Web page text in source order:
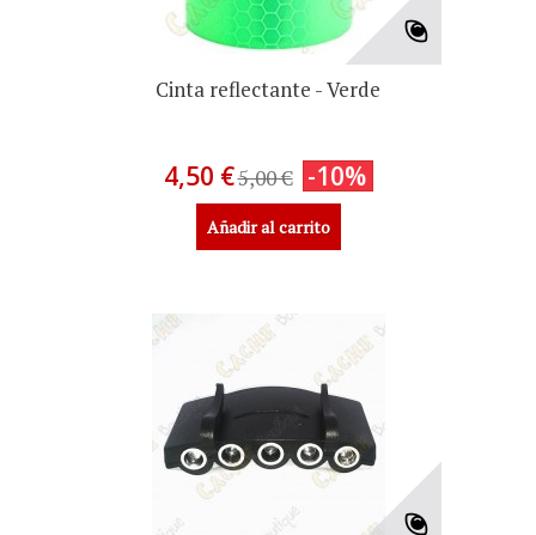
Cinta reflectante - Verde
4,50 €5,00 € -10%
Añadir al carrito